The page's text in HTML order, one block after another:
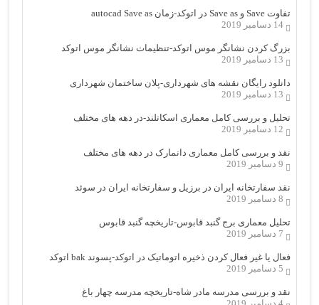
تفاوت Save و Save as در اتوکد-زمان autocad Save as
14 دسامبر 2019
بزرگ کردن نشانگر موس اتوکد-تنظیمات نشانگر موس اتوکد
13 دسامبر 2019
دانلود رایگان نقشه های شهرداری-پلان ساختمان شهرداری
13 دسامبر 2019
تحلیل و بررسی کامل معماری اسکاتلند-در دهه های مختلف
12 دسامبر 2019
نقد و بررسی کامل معماری دانمارک در دهه های مختلف
9 دسامبر 2019
نقد سفارتخانه ایران در برزیل و سفارتخانه ایران در سوئد
8 دسامبر 2019
تحلیل معماری برج گنبد قابوس-تاریخچه گنبد قابوس
7 دسامبر 2019
فعال یا غیر فعال کردن ذخیره اتوماتیک در اتوکد-پسوند bak اتوکد
5 دسامبر 2019
نقد و بررسی مدرسه مادر شاه-تاریخچه مدرسه چهار باغ